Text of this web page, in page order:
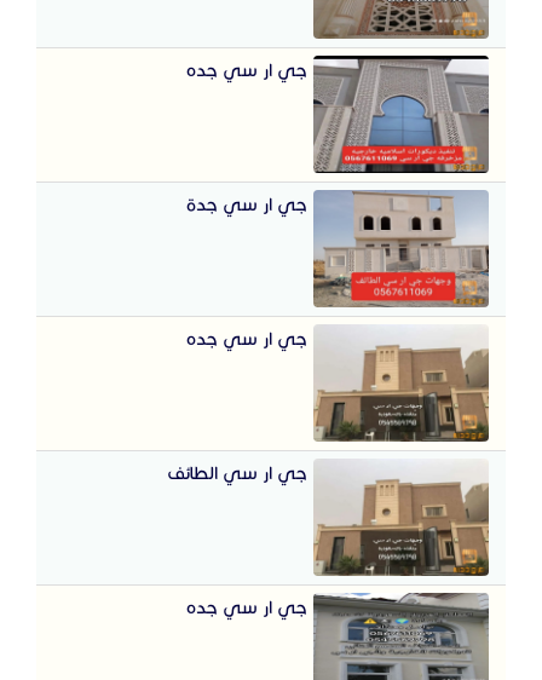
جي ار سي جده
جي ار سي جدة
جي ار سي جده
جي ار سي الطائف
جي ار سي جده